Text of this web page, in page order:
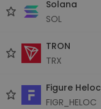
Solana
SOL
TRON
TRX
Figure Heloc
FIGR_HELOC